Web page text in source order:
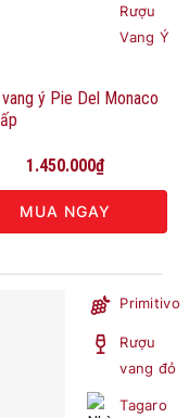
Rượu
Vang Ý
ý Pie Del Monaco
1.450.000₫
MUA NGAY
Primitivo
Rượu
vang đỏ
Tagaro